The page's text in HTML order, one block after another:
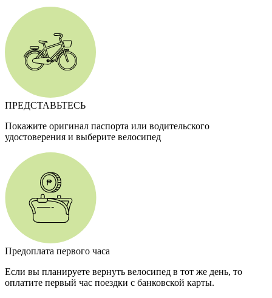
ПРЕДСТАВЬТЕСЬ
Покажите оригинал паспорта или водительского
удостоверения и выберите велосипед
Предоплата первого часа
Если вы планируете вернуть велосипед в тот же день, то
оплатите первый час поездки с банковской карты.